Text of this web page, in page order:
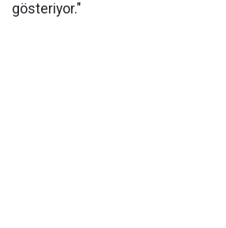
gösteriyor."